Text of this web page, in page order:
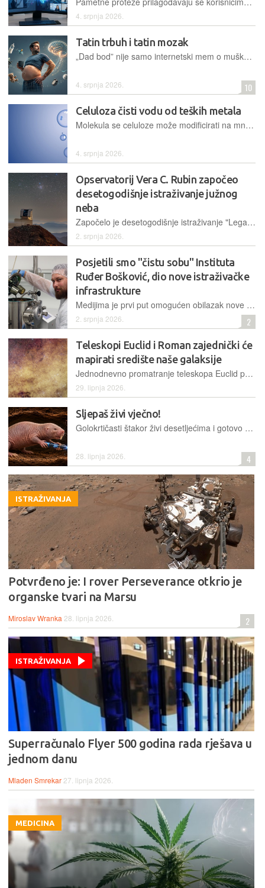
4. srpnja 2026.
Tatin trbuh i tatin mozak
„Dad bod” nije samo internetski mem o muškarcu koji je nekada imao trbušnjake, a sada u autu ima dječju sjedalicu i zalihu keksa. Očinstvo djeluje na tijelo, hormone, mozak – i na zdravlje sljedeće generacije
4. srpnja 2026. 10
Celuloza čisti vodu od teških metala
Molekula se celuloze može modificirati na mnogo načina, pa i tako da se na nju „nacijepi“ molekula poliakrilne kiseline. Takva celuloza može za sebe vezati ione teških metala – i tako čistiti vodu.
4. srpnja 2026.
Opservatorij Vera C. Rubin započeo
desetogodišnje istraživanje južnog
neba
Započelo je desetogodišnje istraživanje "Legacy Survey of Space and Time" koje će, koristeći najveću digitalnu kameru na svijetu, stvoriti najiscrpniji i najdetaljniji ubrzani video svemira dosad
2. srpnja 2026.
Posjetili smo "čistu sobu" Instituta
Ruđer Bošković, dio nove istraživačke
infrastrukture
Medijima je prvi put omogućen obilazak nove čiste sobe, dijela istraživačke infrastrukture vrijedne oko tri milijuna eura, u kojoj se razvijaju poluvodičke komponente, senzori i napredni materijali za buduće tehnologije
2. srpnja 2026. 2
Teleskopi Euclid i Roman zajednički će
mapirati središte naše galaksije
Jednodnevno promatranje teleskopa Euclid pružit će veliku podršku istraživanju svemirskog teleskopa Nancy Grace Roman pri preciznijem mapiranju Mliječne staze i otkrivanju skrivenih crnih rupa
29. lipnja 2026.
Sljepaš živi vječno!
Golokrtičasti štakor živi desetljećima i gotovo nikada ne obolijeva od raka, a nova studija pokazuje da se dio tajne krije u proteinu cGAS, koji kod njega ne smeta popravku DNK, nego mu pomaže
28. lipnja 2026. 4
ISTRAŽIVANJA
Potvrđeno je: I rover Perseverance otkrio je
organske tvari na Marsu
Miroslav Wranka 28. lipnja 2026. 2
ISTRAŽIVANJA
Superračunalo Flyer 500 godina rada rješava u
jednom danu
Mladen Smrekar 27. lipnja 2026.
MEDICINA